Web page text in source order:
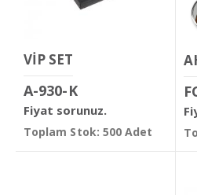
VİP SET
A-930-K
Fiyat sorunuz.
Toplam Stok: 500 Adet